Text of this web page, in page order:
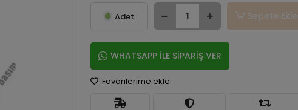
Adet Sepete Ekle
WHATSAPP İLE SİPARİŞ VER
Favorilerime ekle